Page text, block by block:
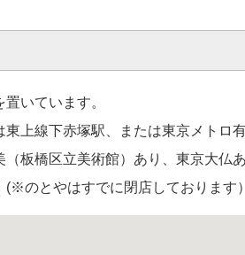
いています。
上線下赤塚駅、または東京メトロ
板橋区立美術館）あり、東京大仏
のとやはすでに閉店しております）